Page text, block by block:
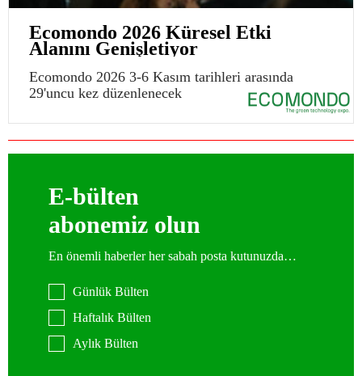
Ecomondo 2026 Küresel Etki
Alanını Genişletiyor
Ecomondo 2026 3-6 Kasım tarihleri arasında
29'uncu kez düzenlenecek
E-bülten
abonemiz olun
En önemli haberler her sabah posta kutunuzda…
Günlük Bülten
Haftalık Bülten
Aylık Bülten